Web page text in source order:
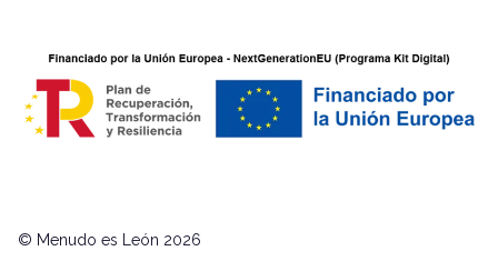
© Menudo es León 2026